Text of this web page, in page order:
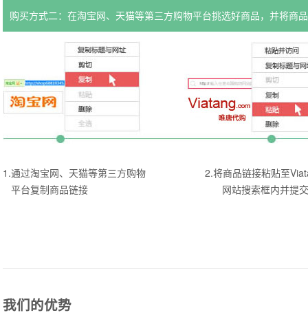
购买方式二：在淘宝网、天猫等第三方购物平台挑选好商品，并将商
1.通过淘宝网、天猫等第三方购物
平台复制商品链接
2.将商品链接粘贴至
网站搜索框内并提交
我们的优势